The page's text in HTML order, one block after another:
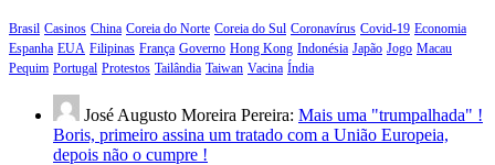
Brasil Casinos China Coreia do Norte Coreia do Sul Coronavírus Covid-19 Economia
Espanha EUA Filipinas França Governo Hong Kong Indonésia Japão Jogo Macau
Pequim Portugal Protestos Tailândia Taiwan Vacina Índia
José Augusto Moreira Pereira: Mais uma "trumpalhada" !
Boris, primeiro assina um tratado com a União Europeia,
depois não o cumpre !